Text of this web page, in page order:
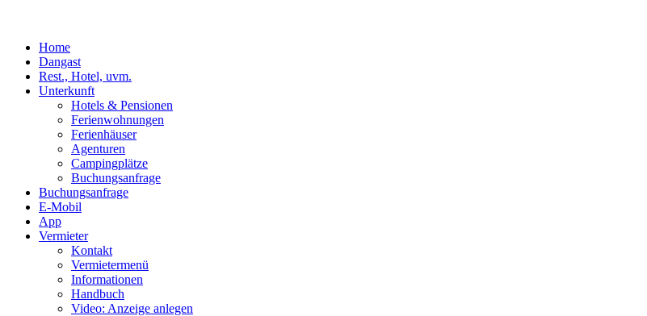
Home
Dangast
Rest., Hotel, uvm.
Unterkunft
Hotels & Pensionen
Ferienwohnungen
Ferienhäuser
Agenturen
Campingplätze
Buchungsanfrage
Buchungsanfrage
E-Mobil
App
Vermieter
Kontakt
Vermietermenü
Informationen
Handbuch
Video: Anzeige anlegen